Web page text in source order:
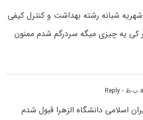
شبانه رشته بهداشت و کنترل کیفی
یه چیزی میگه سردرگم شدم ممنون
- Reply
اسلامی دانشگاه الزهرا قبول شدم